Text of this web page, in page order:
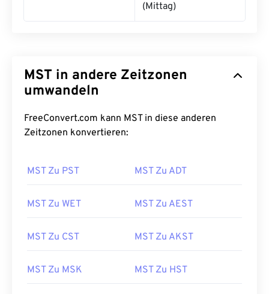
(Mittag)
MST in andere Zeitzonen
umwandeln
FreeConvert.com kann MST in diese anderen
Zeitzonen konvertieren:
MST Zu PST MST Zu ADT
MST Zu WET MST Zu AEST
MST Zu CST MST Zu AKST
MST Zu MSK MST Zu HST